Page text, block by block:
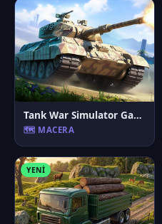
Tank War Simulator Game
🗺️ MACERA
YENI